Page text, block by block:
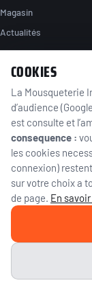
COOKIES
La Mousqueterie
d’audience
est consulte et
consequence :
les cookies
connexion)
sur votre choix a
de page. En
Magasin
Actualités
NOUS TROUVER
89 rue de la station
95130 Franconville
Île-de-France,
01 39 59 46 39
WhatsApp
© 2026 La Mousqueterie
Vente d'armes et de